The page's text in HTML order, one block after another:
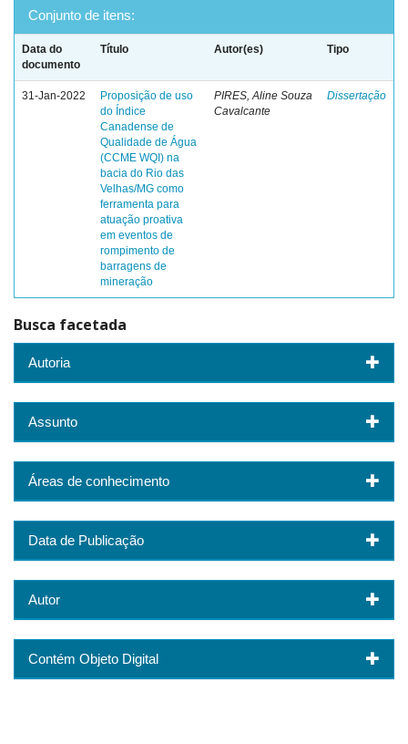
Conjunto de itens:
Data do
documento
Título Autor(es) Tipo
31-Jan-2022
Proposição de uso
do Índice
Canadense de
Qualidade de Água
(CCME WQI) na
bacia do Rio das
Velhas/MG como
ferramenta para
atuação proativa
em eventos de
rompimento de
barragens de
mineração
PIRES, Aline Souza
Cavalcante
Dissertação
Busca facetada
Autoria
Assunto
Áreas de conhecimento
Data de Publicação
Autor
Contém Objeto Digital